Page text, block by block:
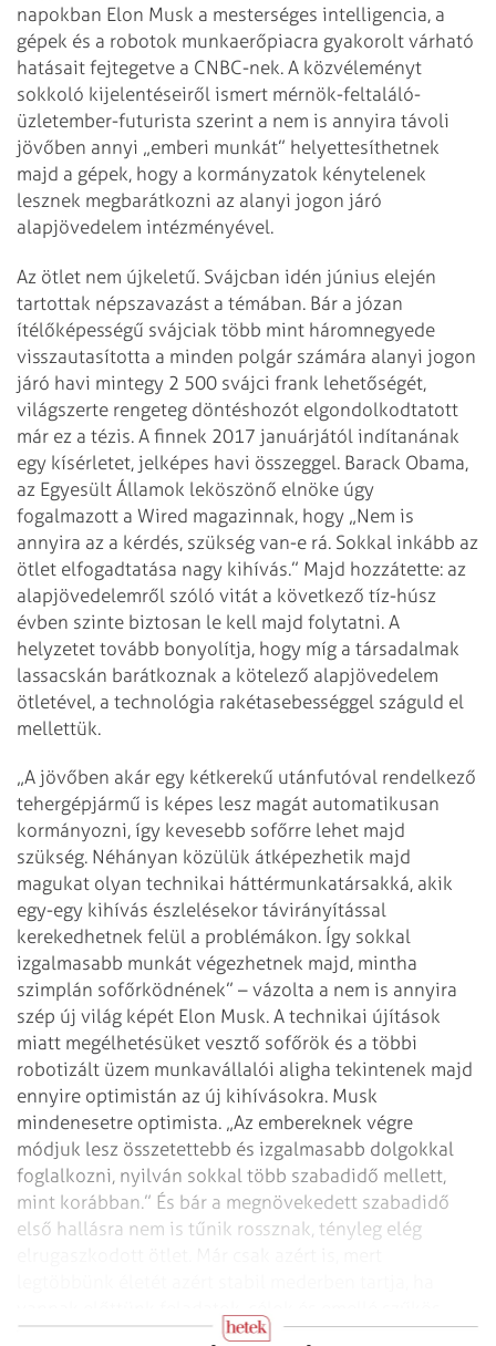
napokban Elon Musk a mesterséges intelligencia, a
gépek és a robotok munkaerőpiacra gyakorolt várható
hatásait fejtegetve a CNBC-nek. A közvéleményt
sokkoló kijelentéseiről ismert mérnök-feltaláló-
üzletember-futurista szerint a nem is annyira távoli
jövőben annyi „emberi munkát” helyettesíthetnek
majd a gépek, hogy a kormányzatok kénytelenek
lesznek megbarátkozni az alanyi jogon járó
alapjövedelem intézményével.
Az ötlet nem újkeletű. Svájcban idén június elején
tartottak népszavazást a témában. Bár a józan
ítélőképességű svájciak több mint háromnegyede
visszautasította a minden polgár számára alanyi jogon
járó havi mintegy 2 500 svájci frank lehetőségét,
világszerte rengeteg döntéshozót elgondolkodtatott
már ez a tézis. A finnek 2017 januárjától indítanának
egy kísérletet, jelképes havi összeggel. Barack Obama,
az Egyesült Államok leköszönő elnöke úgy
fogalmazott a Wired magazinnak, hogy „Nem is
annyira az a kérdés, szükség van-e rá. Sokkal inkább az
ötlet elfogadtatása nagy kihívás.” Majd hozzátette: az
alapjövedelemről szóló vitát a következő tíz-húsz
évben szinte biztosan le kell majd folytatni. A
helyzetet tovább bonyolítja, hogy míg a társadalmak
lassacskán barátkoznak a kötelező alapjövedelem
ötletével, a technológia rakétasebességgel száguld el
mellettük.
„A jövőben akár egy kétkerekű utánfutóval rendelkező
tehergépjármű is képes lesz magát automatikusan
kormányozni, így kevesebb sofőrre lehet majd
szükség. Néhányan közülük átképezhetik majd
magukat olyan technikai háttérmunkatársakká, akik
egy-egy kihívás észlelésekor távirányítással
kerekedhetnek felül a problémákon. Így sokkal
izgalmasabb munkát végezhetnek majd, mintha
szimplán sofőrködnének” – vázolta a nem is annyira
szép új világ képét Elon Musk. A technikai újítások
miatt megélhetésüket vesztő sofőrök és a többi
robotizált üzem munkavállalói aligha tekintenek majd
ennyire optimistán az új kihívásokra. Musk
mindenesetre optimista. „Az embereknek végre
módjuk lesz összetettebb és izgalmasabb dolgokkal
foglalkozni, nyilván sokkal több szabadidő mellett,
mint korábban.” És bár a megnövekedett szabadidő
első hallásra nem is tűnik rossznak, tényleg elég